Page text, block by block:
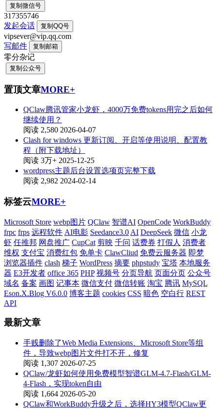
复制微信号
317355746
发起会话
复制QQ号
vipsever@vip.qq.com
写邮件
复制邮箱
零分杂记
复制公众号
置顶文章MORE+
QClaw腾讯管家小龙虾，4000万免费tokens用完之后如何
继续使用？
阅读 2,580 2026-04-07
Clash for windows 更新订阅、开启等使用说明、配置教
程（附下载地址）
阅读 3万+ 2025-12-25
wordpress主题后台设置选项页完整下载
阅读 2,982 2024-02-14
标签云MORE+
Microsoft Store webp图片 QClaw 智谱AI OpenCode WorkBuddy
frpc frps 远程软件 AI电影 Seedance3.0 AI DeepSeek 微信 小龙
虾 任推邦 网盘推广 CupCat 剪映 千问 话费券 打假人 消费者
维权 支付宝 消费红包 免单卡 ClawCliud 免费云服务器 即梦
浏览器插件 clash 梯子 WordPress 摘要 phpstudy 宝塔 本地服务
器 E3开发者 office 365 PHP 视频号 分页导航 页面分页 公众号
域名 备案 画图 记事本 微信支付 微信转账 淘宝 腾讯 MySQL
Eson.X.Blog V6.0.0 博客主题 cookies CSS 暗色 空白行 REST
API
最新文章
手贱删除了Web Media Extensions、Microsoft Store等组
件，导致webp图片文件打不开，修复
阅读 1,307 2026-07-25
QClaw/龙虾如何使用免费模型智谱GLM-4.7-Flash/GLM-
4-Flash，实现token自由
阅读 1,664 2026-05-20
QClaw和WorkBuddy升级之后，选择HY3模型QClaw更